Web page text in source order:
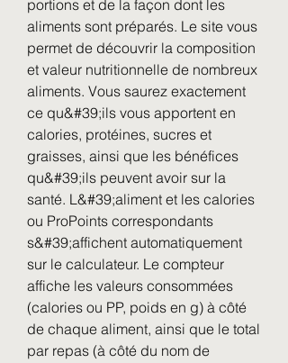
portions et de la façon dont les
aliments sont préparés. Le site vous
permet de découvrir la composition
et valeur nutritionnelle de nombreux
aliments. Vous saurez exactement
ce qu&#39;ils vous apportent en
calories, protéines, sucres et
graisses, ainsi que les bénéfices
qu&#39;ils peuvent avoir sur la
santé. L&#39;aliment et les calories
ou ProPoints correspondants
s&#39;affichent automatiquement
sur le calculateur. Le compteur
affiche les valeurs consommées
(calories ou PP, poids en g) à côté
de chaque aliment, ainsi que le total
par repas (à côté du nom de